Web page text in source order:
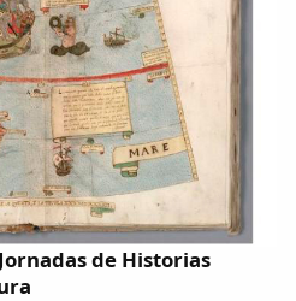
de Historias